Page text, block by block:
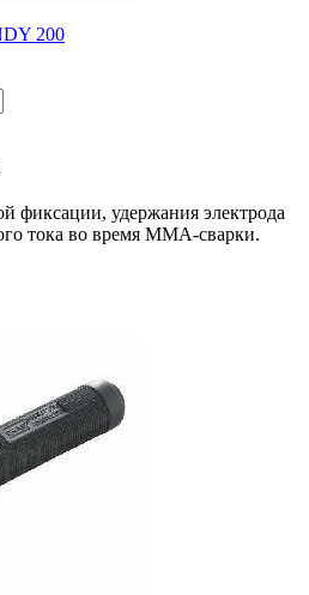
200
фиксации, удержания электрода
тока во время MMA-сварки.